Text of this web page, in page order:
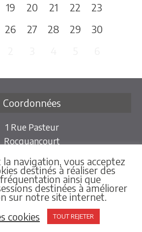
19 20 21 22
23
26 27 28 29
30
Coordonnées
1 Rue Pasteur
Rocquancourt
Castine en Plaine
› 02 31 79 86 25
› Nous contacter
Rubriques
navigation, vous acceptez
destinés à réaliser des
ainsi que
destinées à améliorer
sur notre site internet.
cookies
TOUT REJETER